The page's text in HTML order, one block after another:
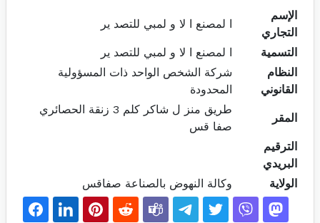
الإسم
التجاري
ا لمصنع ا لا و لمبي للتصد ير
التسمية
ا لمصنع ا لا و لمبي للتصد ير
النظام
القانوني
شركة الشخص الواحد ذات المسؤولية
المحدودة
المقر
طريق منز ل شاكر كلم 3 زنقة الحصائري
صفا قس
الترقيم
البريدي
الولاية
وكالة النهوض بالصناعة صفاقس